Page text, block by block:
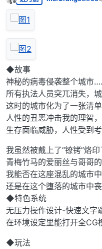
离线
◆故事
神秘的病毒侵袭整个城市
所有执法人员突兀消失，
这时的城市化为了一张清
人性的丑恶冲击我的理智
生存面临威胁，人性受到考
我虽然被戴上了“镣铐”烙
青梅竹马的爱丽丝与哥哥
我能否在这座混乱的城市
还是在这个堕落的城市中
◆特色系统
无压力操作设计-快速文字
在环境设定里能打开全CG
◆玩法